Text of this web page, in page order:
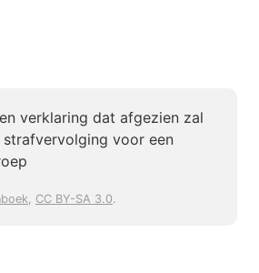
verklaring dat afgezien zal
voor een
, CC BY-SA 3.0.